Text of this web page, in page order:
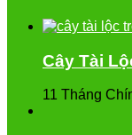
Cây Tài
11 Tháng